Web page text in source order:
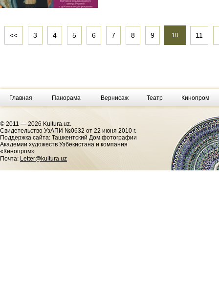
<< 3 4 5 6 7 8 9 10 11
Главная Панорама Вернисаж Театр Кинопром
© 2011 — 2026 Kultura.uz.
Cвидетельство УзАПИ №0632 от 22 июня 2010 г.
Поддержка сайта: Ташкентский Дом фотографии
Академии художеств Узбекистана и компания
«Кинопром»
Почта: Letter@kultura.uz